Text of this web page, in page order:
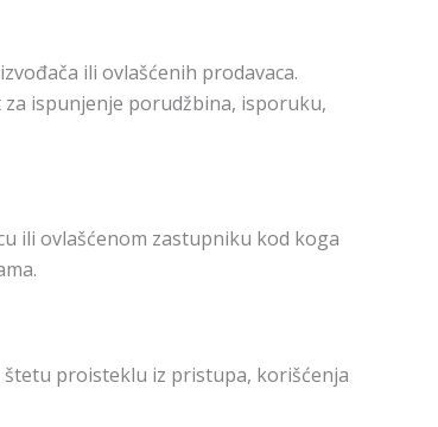
ili ovlašćenih prodavaca.
ispunjenje porudžbina, isporuku,
ili ovlašćenom zastupniku kod koga
proisteklu iz pristupa, korišćenja